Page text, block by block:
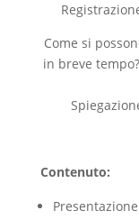
Come si
in breve
Contenuto: